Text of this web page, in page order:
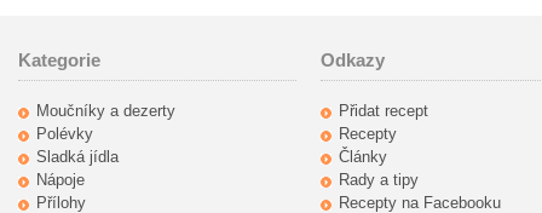
Kategorie
Moučníky a dezerty
Polévky
Sladká jídla
Nápoje
Přílohy
Odkazy
Přidat recept
Recepty
Články
Rady a tipy
Recepty na Facebooku